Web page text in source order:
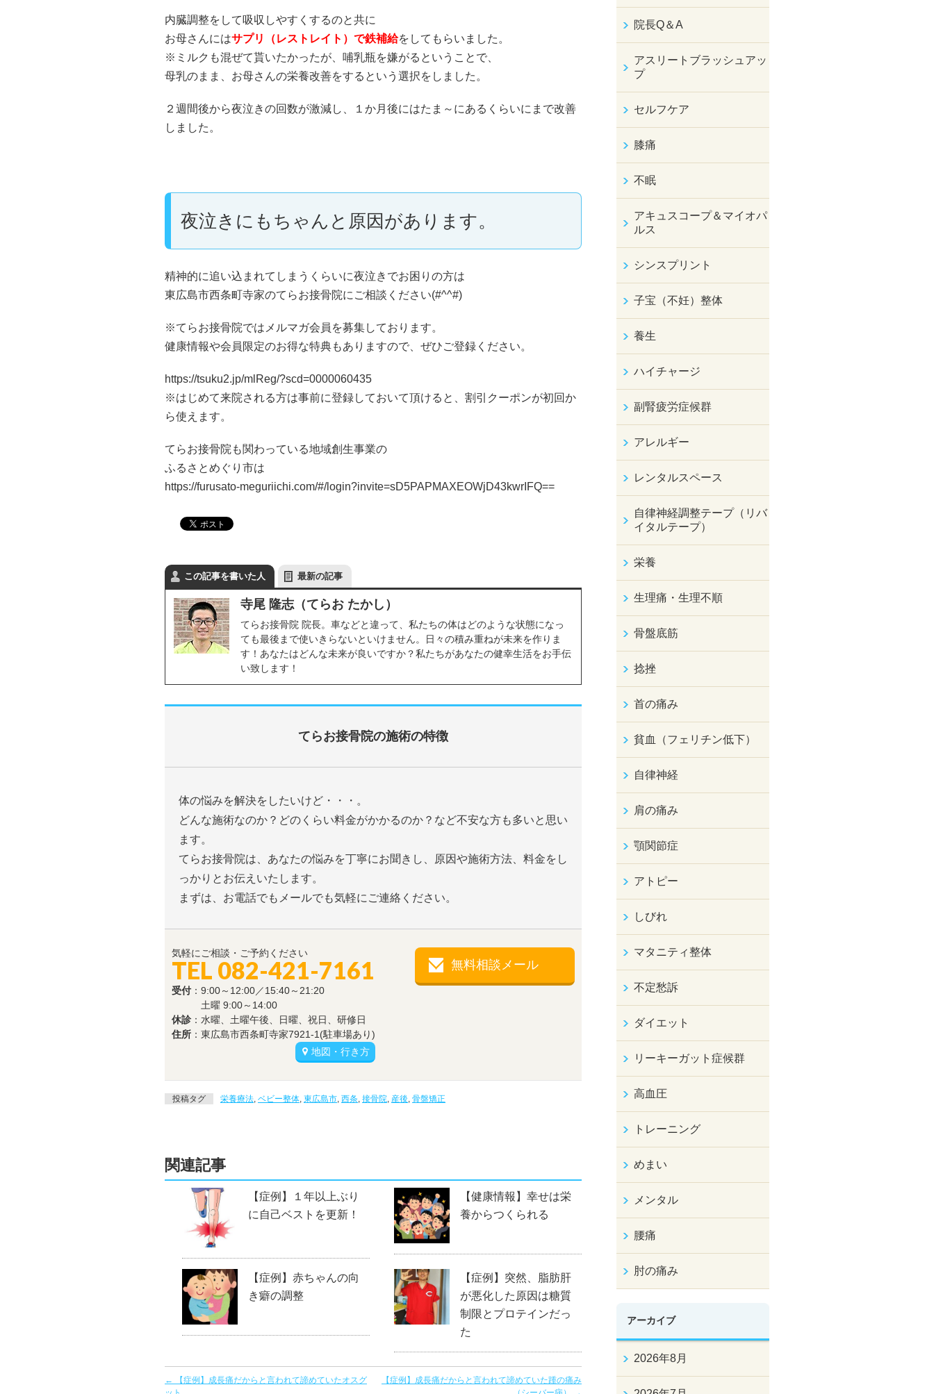
内臓調整をして吸収しやすくするのと共に
お母さんにはサプリ（レストレイト）で鉄補給をしてもらいました。
※ミルクも混ぜて貰いたかったが、哺乳瓶を嫌がるということで、
母乳のまま、お母さんの栄養改善をするという選択をしました。
２週間後から夜泣きの回数が激減し、１か月後にはたま～にあるくらいにまで改善
しました。
夜泣きにもちゃんと原因があります。
精神的に追い込まれてしまうくらいに夜泣きでお困りの方は
東広島市西条町寺家のてらお接骨院にご相談ください(#^^#)
※てらお接骨院ではメルマガ会員を募集しております。
健康情報や会員限定のお得な特典もありますので、ぜひご登録ください。
https://tsuku2.jp/mlReg/?scd=0000060435
※はじめて来院される方は事前に登録しておいて頂けると、割引クーポンが初回か
ら使えます。
てらお接骨院も関わっている地域創生事業の
ふるさとめぐり市は
https://furusato-meguriichi.com/#/login?invite=sD5PAPMAXEOWjD43kwrIFQ==
この記事を書いた人 最新の記事
寺尾 隆志（てらお たかし）
てらお接骨院 院長。車などと違って、私たちの体はどのような状態になっ
ても最後まで使いきらないといけません。日々の積み重ねが未来を作りま
す！あなたはどんな未来が良いですか？私たちがあなたの健幸生活をお手伝
い致します！
てらお接骨院の施術の特徴
体の悩みを解決をしたいけど・・・。
どんな施術なのか？どのくらい料金がかかるのか？など不安な方も多いと思い
ます。
てらお接骨院は、あなたの悩みを丁寧にお聞きし、原因や施術方法、料金をし
っかりとお伝えいたします。
まずは、お電話でもメールでも気軽にご連絡ください。
気軽にご相談・ご予約ください
TEL 082-421-7161
受付 ：9:00～12:00／15:40～21:20
土曜 9:00～14:00
休診 ：水曜、土曜午後、日曜、祝日、研修日
住所 ：東広島市西条町寺家7921-1(駐車場あり)
地図・行き方
無料相談メール
投稿タグ 栄養療法, ベビー整体, 東広島市, 西条, 接骨院, 産後, 骨盤矯正
関連記事
【症例】１年以上ぶり
に自己ベストを更新！
【健康情報】幸せは栄
養からつくられる
【症例】赤ちゃんの向
き癖の調整
【症例】突然、脂肪肝
が悪化した原因は糖質
制限とプロテインだっ
た
←
【症例】成長痛だからと言われて諦めていたオスグ
【症例】成長痛だからと言われて諦めていた踵の痛み
院長Q＆A
アスリートブラッシュアッ
プ
セルフケア
膝痛
不眠
アキュスコープ＆マイオパ
ルス
シンスプリント
子宝（不妊）整体
養生
ハイチャージ
副腎疲労症候群
アレルギー
レンタルスペース
自律神経調整テープ（リバ
イタルテープ）
栄養
生理痛・生理不順
骨盤底筋
捻挫
首の痛み
貧血（フェリチン低下）
自律神経
肩の痛み
顎関節症
アトピー
しびれ
マタニティ整体
不定愁訴
ダイエット
リーキーガット症候群
高血圧
トレーニング
めまい
メンタル
腰痛
肘の痛み
アーカイブ
2026年8月